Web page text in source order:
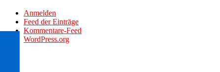
Anmelden
Feed der Einträge
Kommentare-Feed
WordPress.org